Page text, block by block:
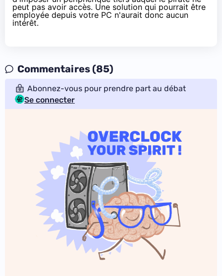
peut pas avoir accès. Une solution qui pourrait être
employée depuis votre PC n'aurait donc aucun
intérêt.
Commentaires (85)
Abonnez-vous pour prendre part au débat
Se connecter